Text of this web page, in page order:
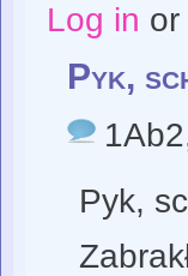
Log in or
Pyk,
1Ab2
Pyk,